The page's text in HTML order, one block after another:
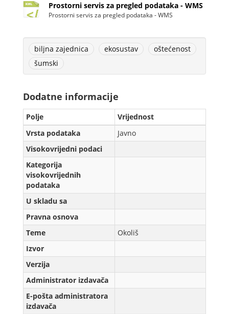
Prostorni servis za pregled podataka - WMS
Prostorni servis za pregled podataka - WMS
biljna zajednica ekosustav
oštećenost
šumski
Dodatne informacije
Polje
Vrijednost
Vrsta podataka
Javno
Visokovrijedni podaci
Kategorija
visokovrijednih
podataka
U skladu sa
Pravna osnova
Teme
Okoliš
Izvor
Verzijа
Administrator izdavača
E-pošta administratora
izdavača